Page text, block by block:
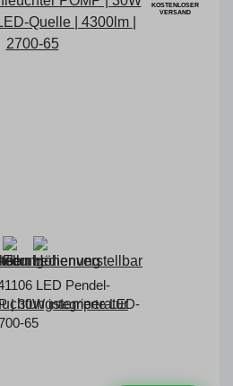
KOSTENLOSER
VERSAND
LED Pendel-
| 30W integrierte LED-
65